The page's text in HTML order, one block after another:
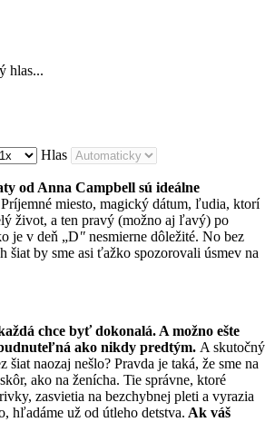
hlas...
Hlas
od Anna Campbell sú ideálne
Príjemné miesto, magický dátum, ľudia, ktorí
život, a ten pravý (možno aj ľavý) po
je v deň „D" nesmierne dôležité. No bez
šiat by sme asi ťažko spozorovali úsmev na
chce byť dokonalá. A možno ešte
ako nikdy predtým. A skutočný
šiat naozaj nešlo? Pravda je taká, že sme na
ako na ženícha. Tie správne, ktoré
zasvietia na bezchybnej pleti a vyrazia
hľadáme už od útleho detstva. Ak váš